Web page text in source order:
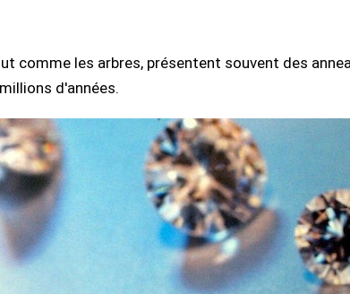
comme les arbres, présentent souvent des
d'années.